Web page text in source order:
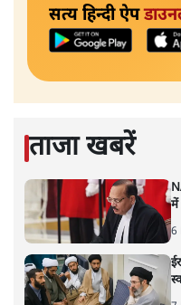
सत्य हिन्दी ऐप
ताजा खबरें
में
6